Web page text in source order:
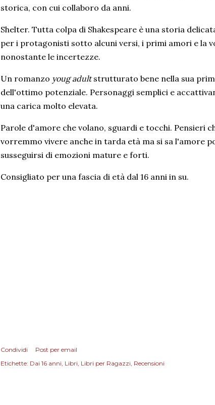
storica, con cui collaboro da anni.
Shelter. Tutta colpa di Shakespeare è una storia
per i protagonisti sotto alcuni versi, i primi amori e la
nonostante le incertezze.
Un romanzo youg adultstrutturato bene nella sua
dell'ottimo potenziale. Personaggi semplici e
una carica molto elevata.
Parole d'amore che volano, sguardi e tocchi. Pensieri
vorremmo vivere anche in tarda età ma si sa l'amore
susseguirsi di emozioni mature e forti.
Consigliato per una fascia di età dal 16 anni in su.
Condividi
Post per email
Etichette: Dai 16 anni Libri Libri per Ragazzi Recensioni